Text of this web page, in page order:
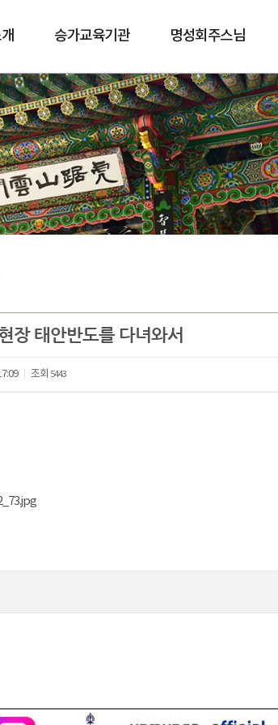
승가교육기관 명성회주스님
장 태안반도를 다녀와서
조회 5443